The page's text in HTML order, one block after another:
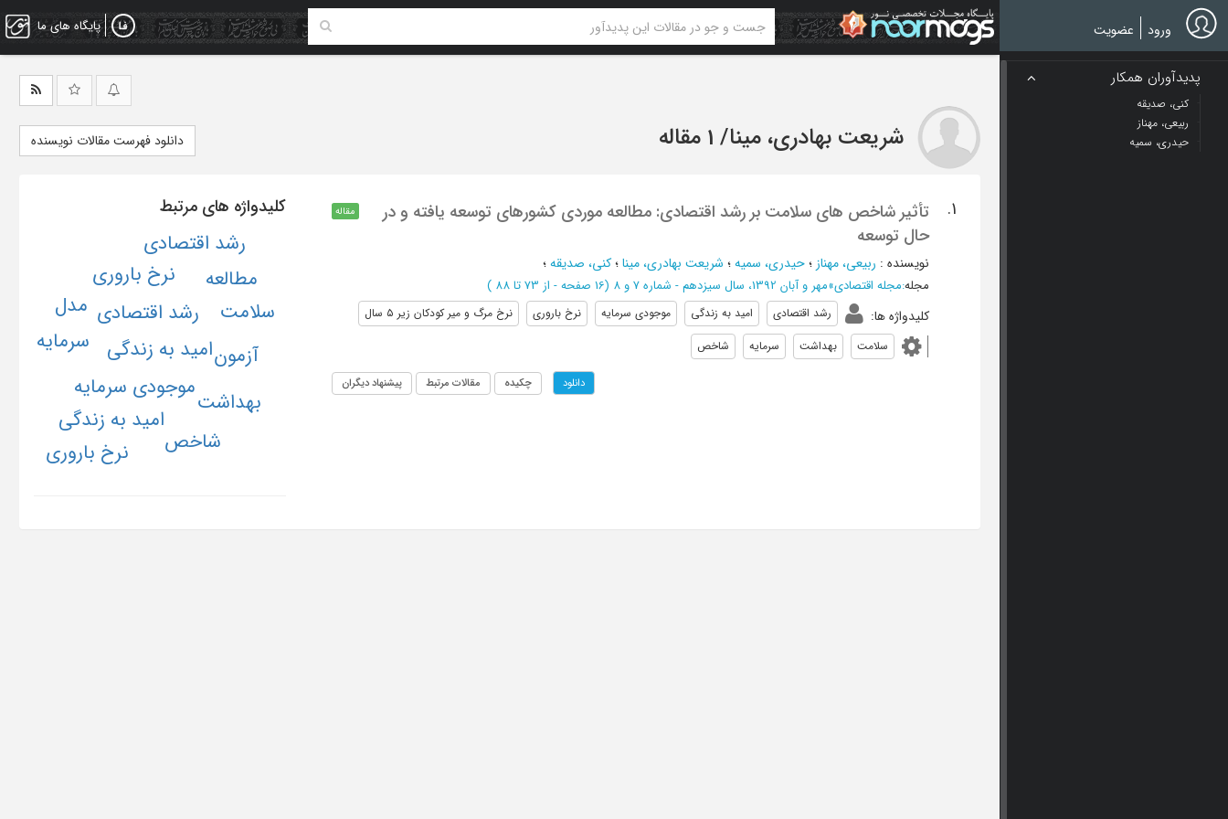
Skip
to
main
پایگاه های ما ورود عضویت
پدیدآوران همکار
کنی، صدیقه
ربیعی، مهناز
حیدری، سمیه
شریعت بهادری، مینا/ 1 مقاله دانلود فهرست مقالات نویسنده
1.
تأثیر شاخص های سلامت بر رشد اقتصادی: مطالعه موردی کشورهای توسعه یافته و در
حال توسعه
مقاله
نویسنده : ربیعی، مهناز ؛حیدری، سمیه؛ شریعت بهادری، مینا؛کنی، صدیقه؛
مجله:مجله اقتصادی»مهر و آبان 1392، سال سیزدهم - شماره 7 و 8 (‎16 صفحه - از 73 تا 88 )
کلیدواژه ها: رشد اقتصادی امید به زندگی موجودی سرمایه نرخ باروری
نرخ مرگ و میر کودکان زیر ٥ سال
سلامت
بهداشت سرمایه شاخص
دانلود چکیده مقالات مرتبط پیشنهاد دیگران
کلیدواژه های مرتبط
امید به زندگی
رشد اقتصادی
موجودی سرمایه
نرخ باروری
آزمون
امید به زندگی
بهداشت
رشد اقتصادی
سرمایه
سلامت
شاخص
مدل
مطالعه
نرخ باروری